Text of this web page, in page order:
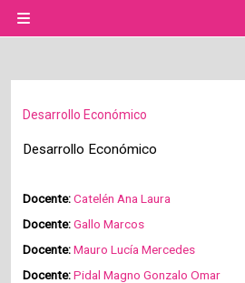
Desarrollo Económico
Desarrollo Económico
Docente:Catelén Ana Laura
Docente:Gallo Marcos
Docente:Mauro Lucía Mercedes
Docente:Pidal Magno Gonzalo Omar